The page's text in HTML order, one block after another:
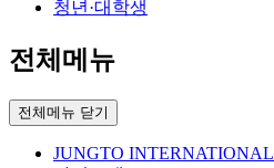
청년·대학생
전체메뉴
전체메뉴 닫기
JUNGTO INTERNATIONAL